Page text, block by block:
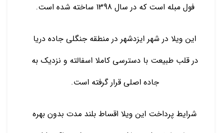
فول مبله است که در سال 1398 ساخته شده است.
این ویلا در شهر ایزدشهر در منطقه جنگلی جاده دریا
در قلب طبیعت با دسترسی کاملا اسفالته و نزدیک به
جاده اصلی قرار گرفته است.
شرایط پرداخت این ویلا اقساط بلند مدت بدون بهره